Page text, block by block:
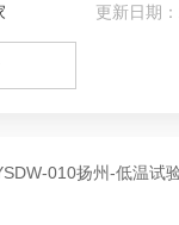
更新日期：